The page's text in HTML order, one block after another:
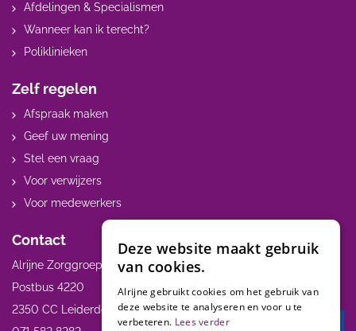
Afdelingen & Specialismen
Wanneer kan ik terecht?
Poliklinieken
Zelf regelen
Afspraak maken
Geef uw mening
Stel een vraag
Voor verwijzers
Voor medewerkers
Contact
Alrijne Zorggroep
Postbus 4220
2350 CC Leiderdorp
Deze website maakt gebruik
van cookies.
Alrijne gebruikt cookies om het gebruik van
deze website te analyseren en voor u te
verbeteren. Lees verder